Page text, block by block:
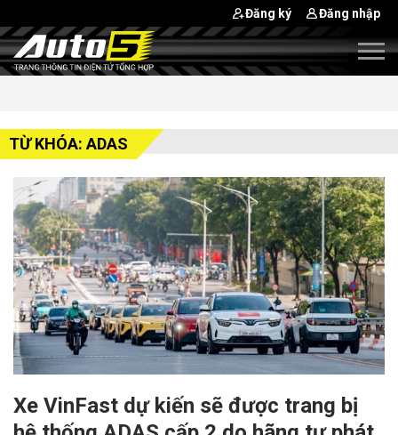
Đăng ký Đăng nhập
TỪ KHÓA: ADAS
Xe VinFast dự kiến sẽ được trang bị